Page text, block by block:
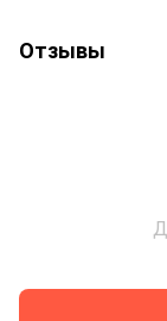
Отзывы